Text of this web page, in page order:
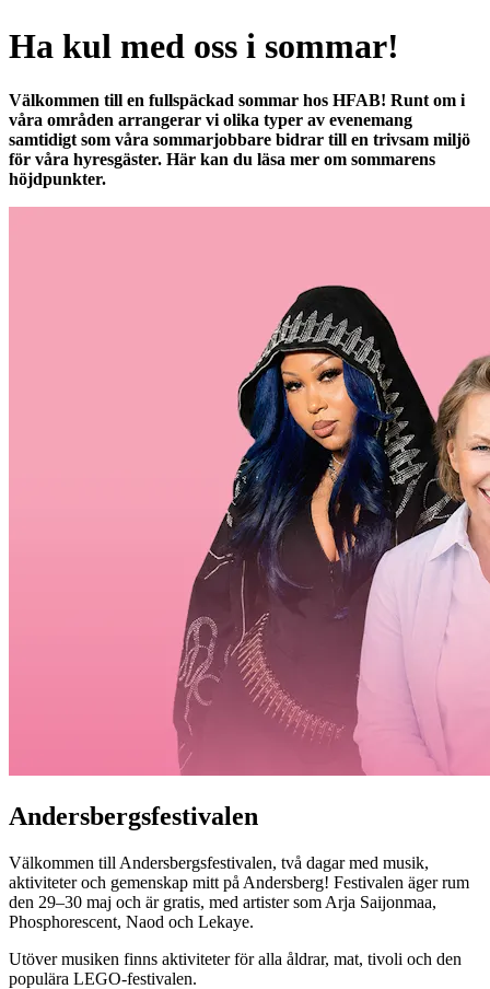
Ha kul med oss i sommar!
Välkommen till en fullspäckad sommar hos HFAB! Runt om i
våra områden arrangerar vi olika typer av evenemang
samtidigt som våra sommarjobbare bidrar till en trivsam miljö
för våra hyresgäster. Här kan du läsa mer om sommarens
höjdpunkter.
Andersbergsfestivalen
Välkommen till Andersbergsfestivalen, två dagar med musik,
aktiviteter och gemenskap mitt på Andersberg! Festivalen äger rum
den 29–30 maj och är gratis, med artister som Arja Saijonmaa,
Phosphorescent, Naod och Lekaye.
Utöver musiken finns aktiviteter för alla åldrar, mat, tivoli och den
populära LEGO-festivalen.